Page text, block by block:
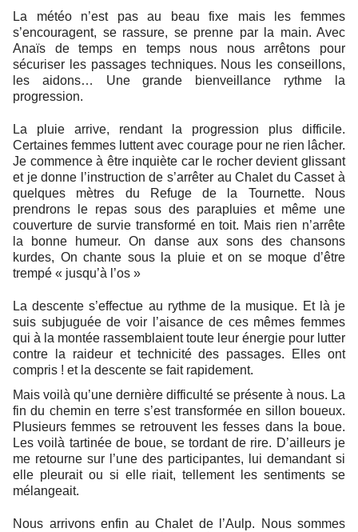
La météo n’est pas au beau fixe mais les femmes
s’encouragent, se rassure, se prenne par la main. Avec
Anaïs de temps en temps nous nous arrêtons pour
sécuriser les passages techniques. Nous les conseillons,
les aidons… Une grande bienveillance rythme la
progression.
La pluie arrive, rendant la progression plus difficile.
Certaines femmes luttent avec courage pour ne rien lâcher.
Je commence à être inquiète car le rocher devient glissant
et je donne l’instruction de s’arrêter au Chalet du Casset à
quelques mètres du Refuge de la Tournette. Nous
prendrons le repas sous des parapluies et même une
couverture de survie transformé en toit. Mais rien n’arrête
la bonne humeur. On danse aux sons des chansons
kurdes, On chante sous la pluie et on se moque d’être
trempé « jusqu’à l’os »
La descente s’effectue au rythme de la musique. Et là je
suis subjuguée de voir l’aisance de ces mêmes femmes
qui à la montée rassemblaient toute leur énergie pour lutter
contre la raideur et technicité des passages. Elles ont
compris ! et la descente se fait rapidement.
Mais voilà qu’une dernière difficulté se présente à nous. La
fin du chemin en terre s’est transformée en sillon boueux.
Plusieurs femmes se retrouvent les fesses dans la boue.
Les voilà tartinée de boue, se tordant de rire. D’ailleurs je
me retourne sur l’une des participantes, lui demandant si
elle pleurait ou si elle riait, tellement les sentiments se
mélangeait.
Nous arrivons enfin au Chalet de l’Aulp. Nous sommes